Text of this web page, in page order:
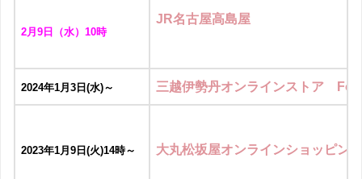
2月9日（水）10時
JR名古屋高島屋
2024年1月3日(水)～ 三越伊勢丹オンラインストア
2023年1月9日(火)14時～ 大丸松坂屋オンラインショッピング